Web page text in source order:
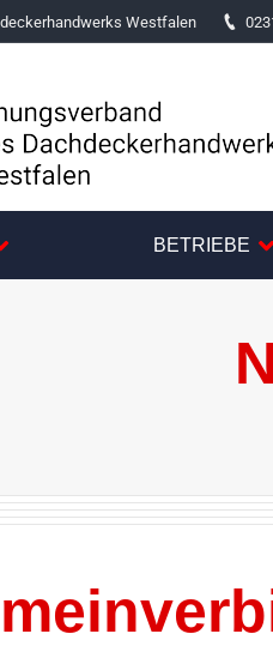
Westfalen
BETRIEBE